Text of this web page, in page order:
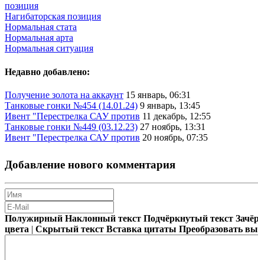
позиция
Нагибаторская позиция
Нормальная стата
Нормальная арта
Нормальная ситуация
Недавно добавлено:
Получение золота на аккаунт 15 январь, 06:31
Танковые гонки №454 (14.01.24) 9 январь, 13:45
Ивент "Перестрелка САУ против 11 декабрь, 12:55
Танковые гонки №449 (03.12.23) 27 ноябрь, 13:31
Ивент "Перестрелка САУ против 20 ноябрь, 07:35
Добавление нового комментария
Полужирный Наклонный текст Подчёркнутый текст
цвета | Скрытый текст Вставка цитаты Преобразовать